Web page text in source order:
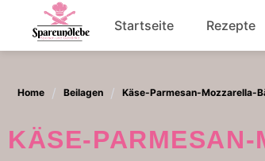
content
Startseite Rezepte
Home Beilagen Käse-Parmesan-Mozzarella-
KÄSE-PARMESAN-MOZZARELLA-BÄLLCHEN: SO EINFACH